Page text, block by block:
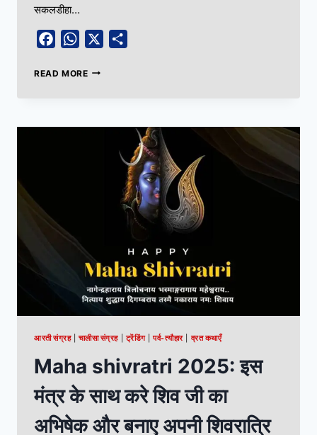
सकलडीहा…
FacebookWhatsApp
READ MORE
आरती संग्रह|चालीसा संग्रह|ट्रेंडिंग|पर्व-त्यौहार|व्रत कथाएँ
Maha shivratri 2025: इस
मंत्र के साथ करे शिव जी का
अभिषेक और बनाए अपनी शिवरात्रि